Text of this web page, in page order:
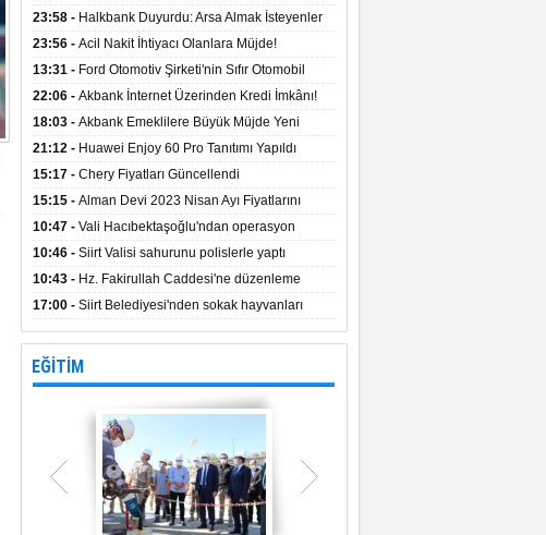
KPSS Şartı, Mülakat Yok! İş Arayanlar İçin…
23:58 - Halkbank Duyurdu: Arsa Almak İsteyenler
Acele Edin!
23:56 - Acil Nakit İhtiyacı Olanlara Müjde!
Bankaların Kredi Faiz Oranları Açıklandı! Uzun
Vadeyle Düşük Faizle Ödeme İmkânı!
13:31 - Ford Otomotiv Şirketi'nin Sıfır Otomobil
Kampanyasıyla Avantajlı Fiyatlar ve Takas İmkânı!
22:06 - Akbank İnternet Üzerinden Kredi İmkânı!
18:03 - Akbank Emeklilere Büyük Müjde Yeni
Avantajlar Sizi Bekliyor!
21:12 - Huawei Enjoy 60 Pro Tanıtımı Yapıldı
15:17 - Chery Fiyatları Güncellendi
15:15 - Alman Devi 2023 Nisan Ayı Fiyatlarını
Açıkladı
10:47 - Vali Hacıbektaşoğlu'ndan operasyon
bölgesinde inceleme
10:46 - Siirt Valisi sahurunu polislerle yaptı
10:43 - Hz. Fakirullah Caddesi'ne düzenleme
yapılacak
17:00 - Siirt Belediyesi'nden sokak hayvanları
projesi
EĞİTİM